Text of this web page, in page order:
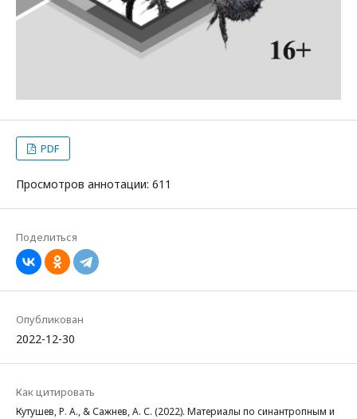
PDF
Просмотров аннотации: 611
Поделиться
Опубликован
2022-12-30
Как цитировать
Кутушев, Р. А., & Сажнев, А. С. (2022). Материалы по синантропным и